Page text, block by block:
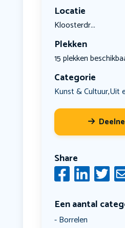
Locatie
Kloosterdr...
Plekken
15 plekken
Categorie
Kunst & Cultuur,Uit
Share
Een aantal
Borrelen